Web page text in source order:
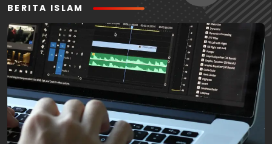
BERITA ISLAM